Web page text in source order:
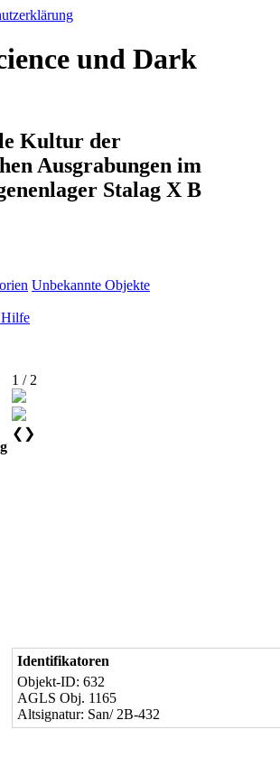
und Dark
Kultur der
Ausgrabungen im
Stalag X B
Unbekannte Objekte
Hilfe
1 / 2
❮ ❯
Identifikatoren
Objekt-ID: 632
AGLS Obj. 1165
Altsignatur: San/ 2B-432